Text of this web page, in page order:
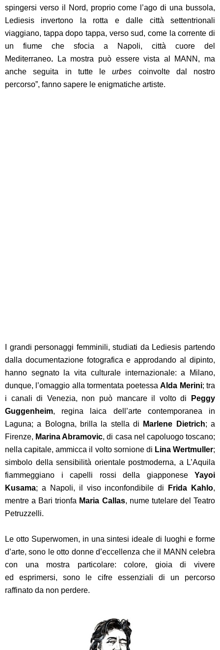
spingersi verso il Nord, proprio come l’ago di una bussola,
Lediesis invertono la rotta e dalle città settentrionali
viaggiano, tappa dopo tappa, verso sud, come la corrente di
un fiume che sfocia a Napoli, città cuore del
Mediterraneo. La mostra può essere vista al MANN, ma
anche seguita in tutte leurbes coinvolte dal nostro
percorso”, fanno sapere le enigmatiche artiste.
I grandi personaggi femminili, studiati da Lediesis partendo
dalla documentazione fotografica e approdando al dipinto,
hanno segnato la vita culturale internazionale: a Milano,
dunque, l’omaggio alla tormentata poetessaAlda Merini; tra
i canali di Venezia, non può mancare il volto di
Peggy
Guggenheim, regina laica dell’arte contemporanea in
Laguna; a Bologna, brilla la stella di
Marlene Dietrich; a
Firenze, Marina Abramovic, di casa nel capoluogo toscano;
nella capitale, ammicca il volto sornione di Lina Wertmuller;
simbolo della sensibilità orientale postmoderna, a L’Aquila
fiammeggiano i capelli rossi della giapponese Yayoi
Kusama; a Napoli, il viso inconfondibile di Frida Kahlo,
mentre a Bari trionfa Maria Callas, nume tutelare del Teatro
Petruzzelli.
Le otto Superwomen, in una sintesi ideale di luoghi e forme
d’arte, sono le otto donne d’eccellenza che il MANN celebra
con una mostra particolare: colore, gioia di vivere
ed esprimersi, sono le cifre essenziali di un percorso
raffinato da non perdere.